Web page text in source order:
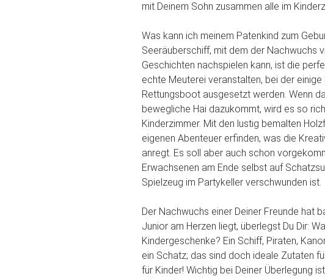
mit Deinem Sohn zusammen alle im
Was kann ich meinem Patenkind zum
Seeräuberschiff, mit dem der Nachwuchs
Geschichten nachspielen kann, ist die
echte Meuterei veranstalten, bei der einige
Rettungsboot ausgesetzt werden. Wenn
bewegliche Hai dazukommt, wird es so
Kinderzimmer. Mit den lustig bemalten
eigenen Abenteuer erfinden, was die
anregt. Es soll aber auch schon
Erwachsenen am Ende selbst auf
Spielzeug im Partykeller verschwunden ist.
Der Nachwuchs einer Deiner Freunde hat
Junior am Herzen liegt, überlegst Du Dir:
Kindergeschenke? Ein Schiff, Piraten,
ein Schatz; das sind doch ideale Zutaten
für Kinder! Wichtig bei Deiner Überlegung